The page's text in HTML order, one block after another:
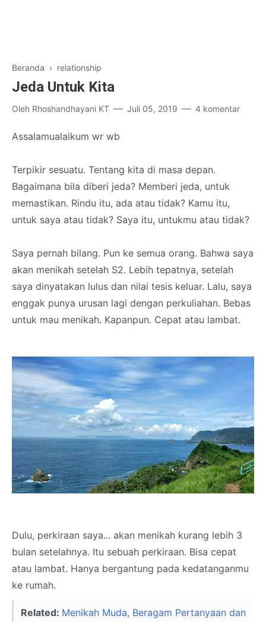
Beranda › relationship
Jeda Untuk Kita
Oleh Rhoshandhayani KT Juli 05, 2019 4 komentar
Assalamualaikum wr wb
Terpikir sesuatu. Tentang kita di masa depan.
Bagaimana bila diberi jeda? Memberi jeda, untuk
memastikan. Rindu itu, ada atau tidak? Kamu itu,
untuk saya atau tidak? Saya itu, untukmu atau tidak?
Saya pernah bilang. Pun ke semua orang. Bahwa saya
akan menikah setelah S2. Lebih tepatnya, setelah
saya dinyatakan lulus dan nilai tesis keluar. Lalu, saya
enggak punya urusan lagi dengan perkuliahan. Bebas
untuk mau menikah. Kapanpun. Cepat atau lambat.
Dulu, perkiraan saya... akan menikah kurang lebih 3
bulan setelahnya. Itu sebuah perkiraan. Bisa cepat
atau lambat. Hanya bergantung pada kedatanganmu
ke rumah.
Related: Menikah Muda, Beragam Pertanyaan dan